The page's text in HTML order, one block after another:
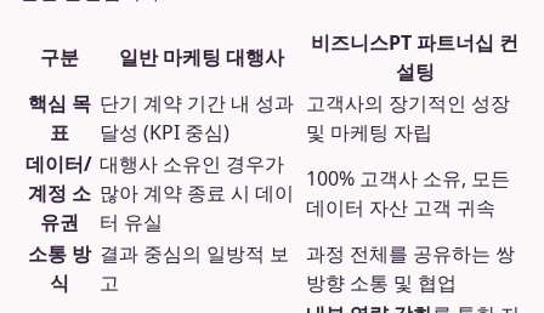
구분 일반 마케팅 대행사
비즈니스PT 파트너십 컨
설팅
핵심 목
표
단기 계약 기간 내 성과
달성 (KPI 중심)
고객사의 장기적인 성장
및 마케팅 자립
데이터/
계정 소
유권
대행사 소유인 경우가
많아 계약 종료 시 데이
터 유실
100% 고객사 소유, 모든
데이터 자산 고객 귀속
소통 방
식
결과 중심의 일방적 보
고
과정 전체를 공유하는 쌍
방향 소통 및 협업